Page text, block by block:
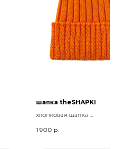
шапка theSHAPKI
хлопковая шапка
1 900 р.